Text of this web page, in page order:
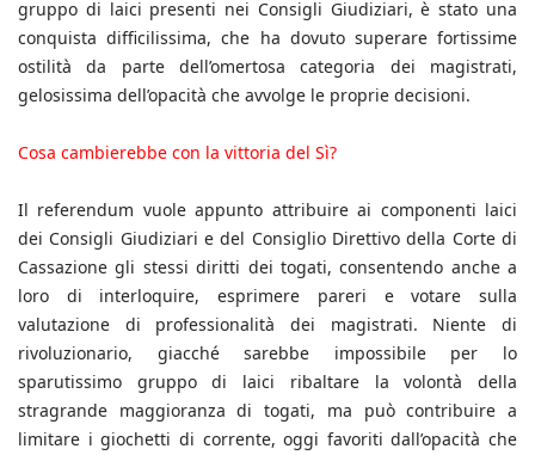
gruppo di laici presenti nei Consigli Giudiziari, è stato una
conquista difficilissima, che ha dovuto superare fortissime
ostilità da parte dell’omertosa categoria dei magistrati,
gelosissima dell’opacità che avvolge le proprie decisioni.
Cosa cambierebbe con la vittoria del Sì?
Il referendum vuole appunto attribuire ai componenti laici
dei Consigli Giudiziari e del Consiglio Direttivo della Corte di
Cassazione gli stessi diritti dei togati, consentendo anche a
loro di interloquire, esprimere pareri e votare sulla
valutazione di professionalità dei magistrati. Niente di
rivoluzionario, giacché sarebbe impossibile per lo
sparutissimo gruppo di laici ribaltare la volontà della
stragrande maggioranza di togati, ma può contribuire a
limitare i giochetti di corrente, oggi favoriti dall’opacità che